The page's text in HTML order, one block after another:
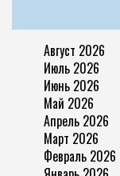
Август 2026
Июль 2026
Июнь 2026
Май 2026
Апрель 2026
Март 2026
Февраль 2026